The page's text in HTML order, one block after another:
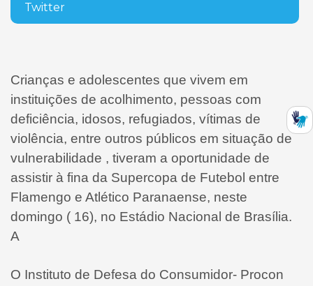
Twitter
Crianças e adolescentes que vivem em
instituições de acolhimento, pessoas com
deficiência, idosos, refugiados, vítimas de
violência, entre outros públicos em situação de
vulnerabilidade , tiveram a oportunidade de
assistir à fina da Supercopa de Futebol entre
Flamengo e Atlético Paranaense, neste
domingo ( 16), no Estádio Nacional de Brasília.
A
O Instituto de Defesa do Consumidor- Procon